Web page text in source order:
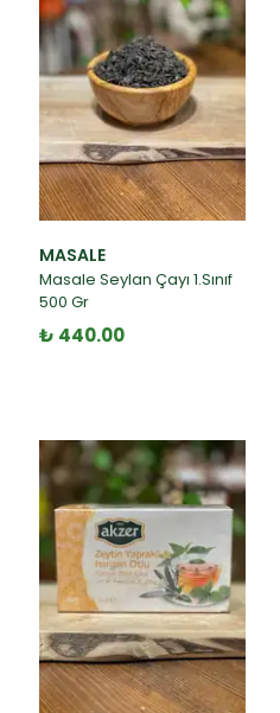
MASALE
Masale Seylan Çayı 1.Sınıf
500 Gr
₺ 440.00